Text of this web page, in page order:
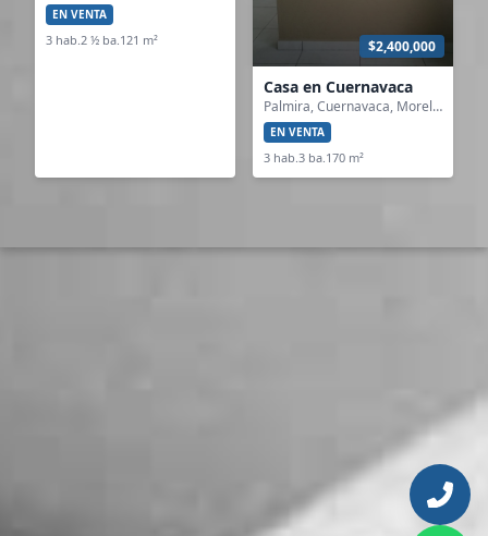
EN VENTA
3 hab.2 ½ ba.121 m² $2,400,000
Casa en Cuernavaca
Palmira, Cuernavaca, Morelos
EN VENTA
3 hab. 3 ba. 170 m²